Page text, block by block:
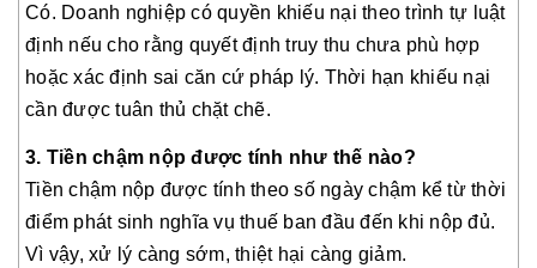
Có. Doanh nghiệp có quyền khiếu nại theo trình tự luật
định nếu cho rằng quyết định truy thu chưa phù hợp
hoặc xác định sai căn cứ pháp lý. Thời hạn khiếu nại
cần được tuân thủ chặt chẽ.
3. Tiền chậm nộp được tính như thế nào?
Tiền chậm nộp được tính theo số ngày chậm kể từ thời
điểm phát sinh nghĩa vụ thuế ban đầu đến khi nộp đủ.
Vì vậy, xử lý càng sớm, thiệt hại càng giảm.